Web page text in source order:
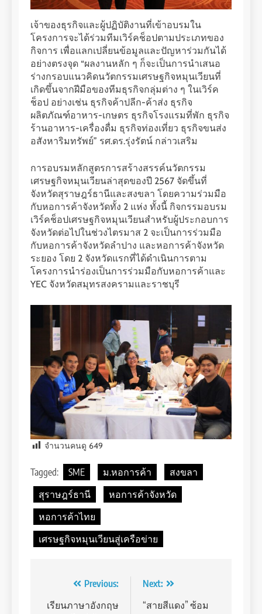
เจ้าของธุรกิจและผู้ปฏิบัติงานที่เข้าอบรมใน
โครงการจะได้ร่วมทีมเวิร์คช็อปตามประเภทของ
กิจการ เพื่อแลกเปลี่ยนข้อมูลและปัญหาร่วมกันได้
อย่างตรงจุด “ผลงานหลัก ๆ ก็จะเป็นการนำเสนอ
ร่างกรอบแนวคิดนวัตกรรมเศรษฐกิจหมุนเวียนที่
เกิดขึ้นจากฝีมือของทีมธุรกิจกลุ่มต่าง ๆ ในเวิร์ค
ช็อป อย่างเช่น ธุรกิจค้าปลีก-ค้าส่ง ธุรกิจ
ผลิตภัณฑ์อาหาร-เกษตร ธุรกิจโรงแรมที่พัก ธุรกิจ
ร้านอาหาร-เครื่องดื่ม ธุรกิจท่องเที่ยว ธุรกิจขนส่ง
อสังหาริมทรัพย์” รศ.ดร.รุ่งรัตน์ กล่าวเสริม
การอบรมหลักสูตรการสร้างสรรค์นวัตกรรม
เศรษฐกิจหมุนเวียนล่าสุดของปี 2567 จัดขึ้นที่
จังหวัดสุราษฎร์ธานีและสงขลา โดยความร่วมมือ
กับหอการค้าจังหวัดทั้ง 2 แห่ง ทั้งนี้ กิจกรรมอบรม
เวิร์คช็อปเศรษฐกิจหมุนเวียนสำหรับผู้ประกอบการ
จังหวัดต่อไปในช่วงไตรมาส 2 จะเป็นการร่วมมือ
กับหอการค้าจังหวัดลำปาง และหอการค้าจังหวัด
ระยอง โดย 2 จังหวัดแรกที่ได้ดำเนินการตาม
โครงการนำร่องเป็นการร่วมมือกับหอการค้าและ
YEC จังหวัดสมุทรสงครามและราชบุรี
จำนวนคนดู 649
Tagged: SME ม.หอการค้า
สงขลา
สุราษฎร์ธานี
หอการค้าจังหวัด
หอการค้าไทย
เศรษฐกิจหมุนเวียนสู่เครือข่าย
navigation
Previous:
เรียนภาษาอังกฤษ
Next:
“สายสีแดง” ซ้อม